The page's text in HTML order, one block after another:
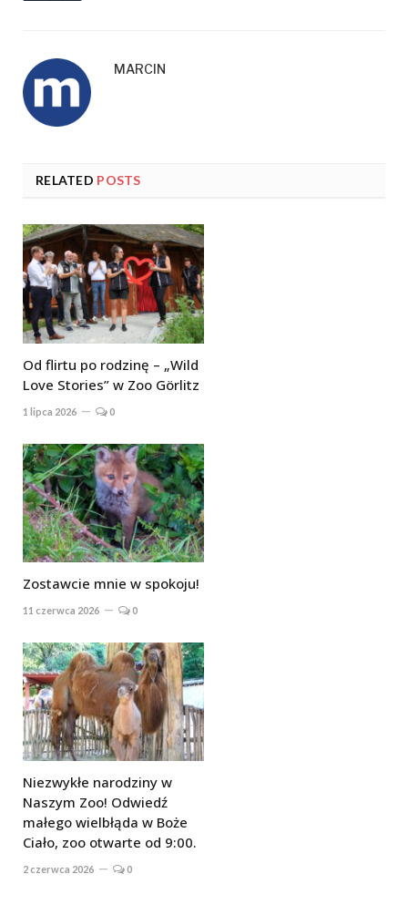
MARCIN
RELATED POSTS
Od flirtu po rodzinę – „Wild
Love Stories” w Zoo Görlitz
1 lipca 2026 0
Zostawcie mnie w spokoju!
11 czerwca 2026 0
Niezwykłe narodziny w
Naszym Zoo! Odwiedź
małego wielbłąda w Boże
Ciało, zoo otwarte od 9:00.
2 czerwca 2026 0